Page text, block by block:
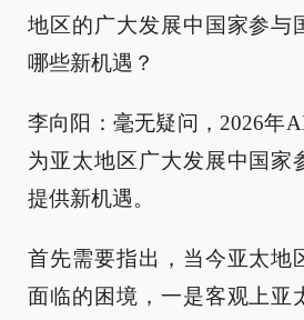
地区的广大发展中国家参与
哪些新机遇？
李向阳：毫无疑问，2026年
为亚太地区广大发展中国家
提供新机遇。
首先需要指出，当今亚太地
面临的困境，一是客观上亚